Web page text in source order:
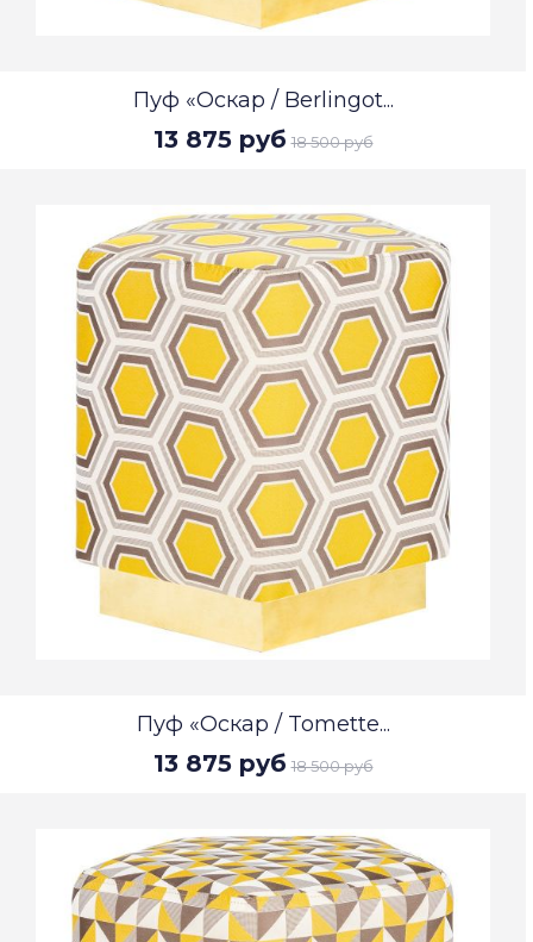
Пуф «Оскар / Berlingot...
13 875 руб 18 500 руб
Пуф «Оскар / Tomette...
13 875 руб 18 500 руб